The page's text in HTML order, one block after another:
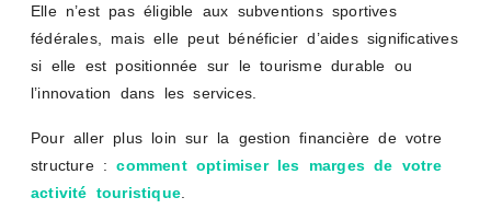
Elle n’est pas éligible aux subventions sportives
fédérales, mais elle peut bénéficier d’aides significatives
si elle est positionnée sur le tourisme durable ou
l’innovation dans les services.
Pour aller plus loin sur la gestion financière de votre
structure :comment optimiser les marges de votre
activité touristique.